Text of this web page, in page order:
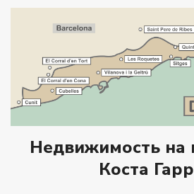
Недвижимость на
Коста